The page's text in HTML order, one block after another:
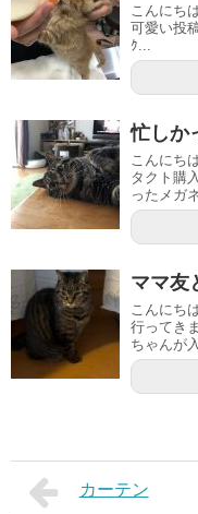
こんにち
可愛い投
ｸ...
忙しか
こんにち
タクト購
ったメガ
ママ友
こんにち
行ってき
ちゃんが
カーテン